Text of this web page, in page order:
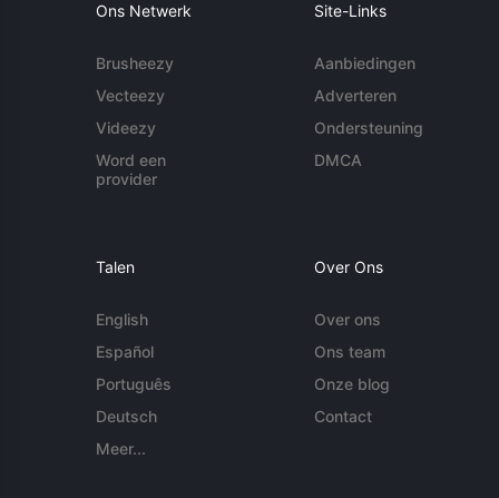
Ons Netwerk
Brusheezy
Vecteezy
Videezy
Word een
provider
Site-Links
Aanbiedingen
Adverteren
Ondersteuning
DMCA
Talen
English
Español
Português
Deutsch
Meer...
Over Ons
Over ons
Ons team
Onze blog
Contact